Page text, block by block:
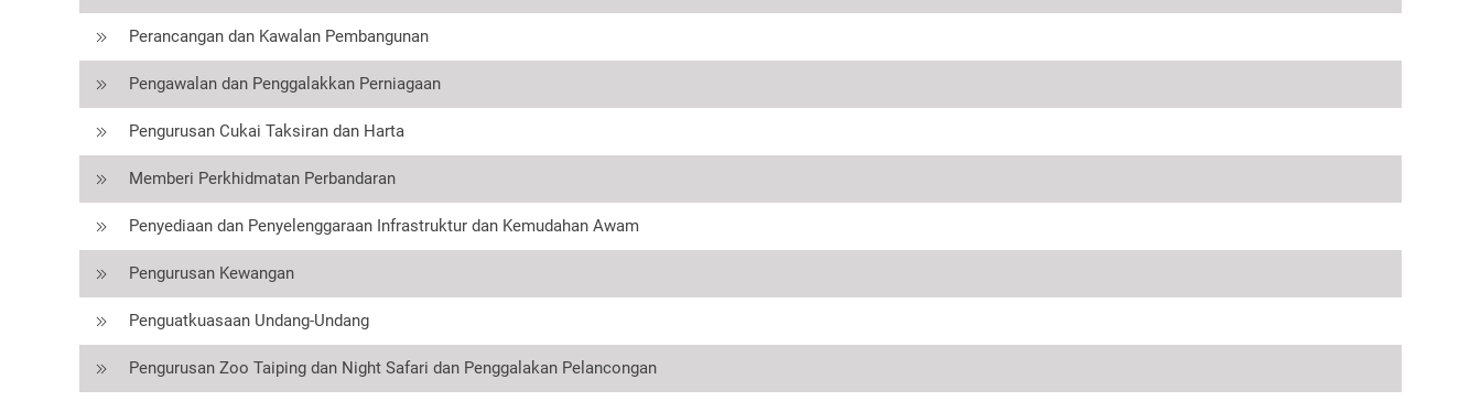
Perancangan dan Kawalan Pembangunan
Pengawalan dan Penggalakkan Perniagaan
Pengurusan Cukai Taksiran dan Harta
Memberi Perkhidmatan Perbandaran
Penyediaan dan Penyelenggaraan Infrastruktur dan Kemudahan Awam
Pengurusan Kewangan
Penguatkuasaan Undang-Undang
Pengurusan Zoo Taiping dan Night Safari dan Penggalakan Pelancongan